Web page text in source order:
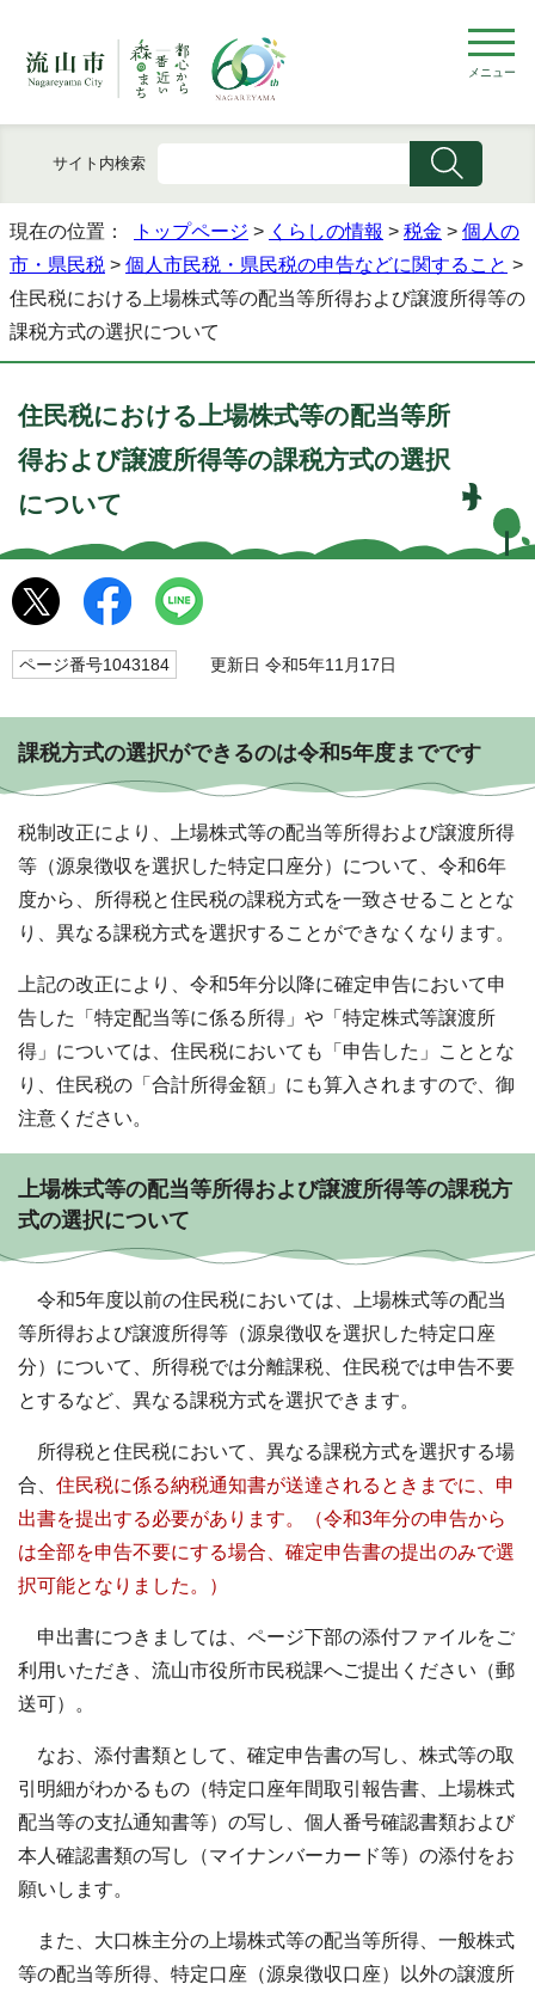
メニュー
サイト内検索
現在の位置： トップページ > くらしの情報 > 税金 > 個人の
市・県民税 > 個人市民税・県民税の申告などに関すること >
住民税における上場株式等の配当等所得および譲渡所得等の
課税方式の選択について
住民税における上場株式等の配当等所
得および譲渡所得等の課税方式の選択
について
ページ番号1043184 更新日 令和5年11月17日
課税方式の選択ができるのは令和5年度までです
税制改正により、上場株式等の配当等所得および譲渡所得
等（源泉徴収を選択した特定口座分）について、令和6年
度から、所得税と住民税の課税方式を一致させることとな
り、異なる課税方式を選択することができなくなります。
上記の改正により、令和5年分以降に確定申告において申
告した「特定配当等に係る所得」や「特定株式等譲渡所
得」については、住民税においても「申告した」こととな
り、住民税の「合計所得金額」にも算入されますので、御
注意ください。
上場株式等の配当等所得および譲渡所得等の課税方
式の選択について
令和5年度以前の住民税においては、上場株式等の配当
等所得および譲渡所得等（源泉徴収を選択した特定口座
分）について、所得税では分離課税、住民税では申告不要
とするなど、異なる課税方式を選択できます。
所得税と住民税において、異なる課税方式を選択する場
合、 住民税に係る納税通知書が送達されるときまでに、申
出書を提出する必要があります。（令和3年分の申告から
は全部を申告不要にする場合、確定申告書の提出のみで選
択可能となりました。）
申出書につきましては、ページ下部の添付ファイルをご
利用いただき、流山市役所市民税課へご提出ください（郵
送可）。
なお、添付書類として、確定申告書の写し、株式等の取
引明細がわかるもの（特定口座年間取引報告書、上場株式
配当等の支払通知書等）の写し、個人番号確認書類および
本人確認書類の写し（マイナンバーカード等）の添付をお
願いします。
また、大口株主分の上場株式等の配当等所得、一般株式
等の配当等所得、特定口座（源泉徴収口座）以外の譲渡所